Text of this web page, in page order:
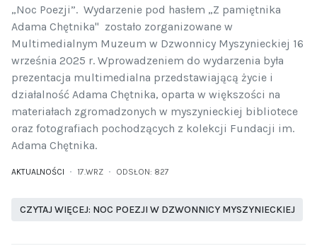
„Noc Poezji”. Wydarzenie pod hasłem „Z pamiętnika
Adama Chętnika" zostało zorganizowane w
Multimedialnym Muzeum w Dzwonnicy Myszynieckiej 16
września 2025 r. Wprowadzeniem do wydarzenia była
prezentacja multimedialna przedstawiającą życie i
działalność Adama Chętnika, oparta w większości na
materiałach zgromadzonych w myszynieckiej bibliotece
oraz fotografiach pochodzących z kolekcji Fundacji im.
Adama Chętnika.
AKTUALNOŚCI 17.WRZ ODSŁON: 827
CZYTAJ WIĘCEJ: NOC POEZJI W DZWONNICY MYSZYNIECKIEJ